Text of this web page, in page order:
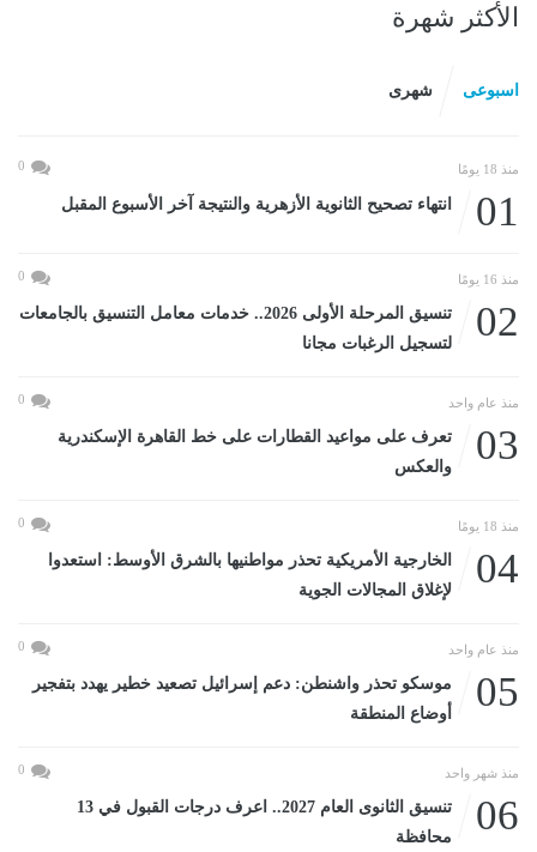
الأكثر شهرة
اسبوعى شهرى
منذ 18 يومًا 0
01 انتهاء تصحيح الثانوية الأزهرية والنتيجة آخر الأسبوع المقبل
منذ 16 يومًا 0
02
تنسيق المرحلة الأولى 2026.. خدمات معامل التنسيق بالجامعات
لتسجيل الرغبات مجانا
منذ عام واحد 0
03
تعرف على مواعيد القطارات على خط القاهرة الإسكندرية
والعكس
منذ 18 يومًا 0
04
الخارجية الأمريكية تحذر مواطنيها بالشرق الأوسط: استعدوا
لإغلاق المجالات الجوية
منذ عام واحد 0
05
موسكو تحذر واشنطن: دعم إسرائيل تصعيد خطير يهدد بتفجير
أوضاع المنطقة
منذ شهر واحد 0
06
تنسيق الثانوى العام 2027.. اعرف درجات القبول في 13
محافظة